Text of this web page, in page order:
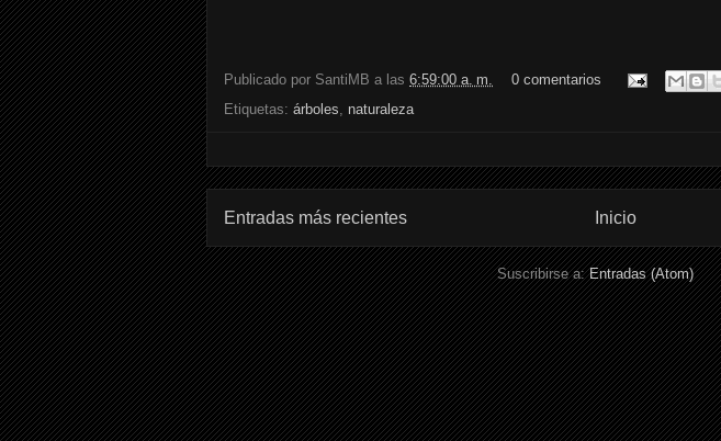
Publicado por SantiMB a las 6:59:00 a. m.
0 comentarios
Etiquetas: árboles, naturaleza
Entradas más recientes Inicio
Suscribirse a:Entradas (Atom)